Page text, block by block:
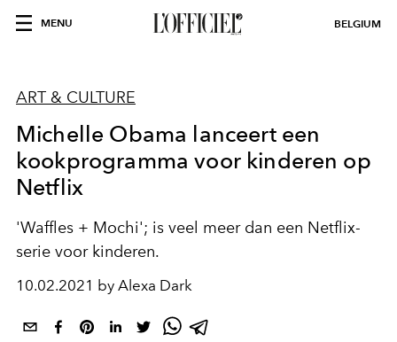
MENU BELGIUM
ART & CULTURE
Michelle Obama lanceert een
kookprogramma voor kinderen op
Netflix
'Waffles + Mochi'; is veel meer dan een Netflix-
serie voor kinderen.
10.02.2021 by Alexa Dark